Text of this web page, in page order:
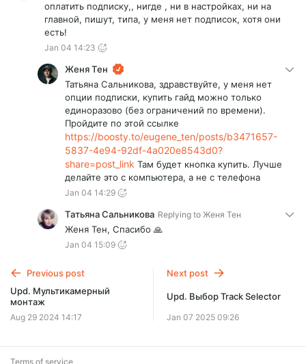
оплатить подписку,, нигде , ни в настройках, ни на
главной, пишут, типа, у меня нет подписок, хотя они
есть!
Jan 04 14:23
Женя Тен
Татьяна Сальникова, здравствуйте, у меня нет
опции подписки, купить гайд можно только
единоразово (без ограничений по времени).
Пройдите по этой ссылке
https://boosty.to/eugene_ten/posts/b3471657-
5837-4e94-92df-4a020e8543d0?
share=post_link Там будет кнопка купить. Лучше
делайте это с компьютера, а не с телефона
Jan 04 14:29
Татьяна Сальникова Replying to Женя Тен
Женя Тен, Спасибо 🙏
Jan 04 15:09
Previous post
Upd. Мультикамерный
монтаж
Aug 29 2024 14:17
Next post
Upd. Выбор Track Selector
Jan 07 2025 09:26
Terms of service